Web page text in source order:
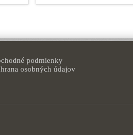
podmienky
osobných údajov